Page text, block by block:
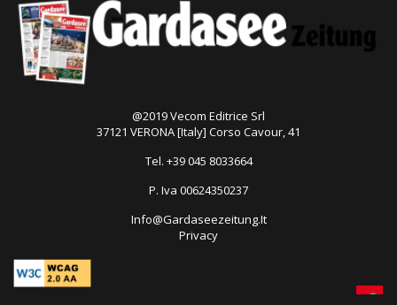
@2019 Vecom Editrice Srl
37121 VERONA [Italy] Corso Cavour, 41
Tel. +39 045 8033664
P. Iva 00624350237
Info@Gardaseezeitung.It
Privacy